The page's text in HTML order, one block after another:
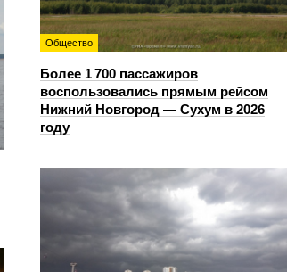
Общество
Более 1 700 пассажиров
воспользовались прямым рейсом
Нижний Новгород — Сухум в 2026
году